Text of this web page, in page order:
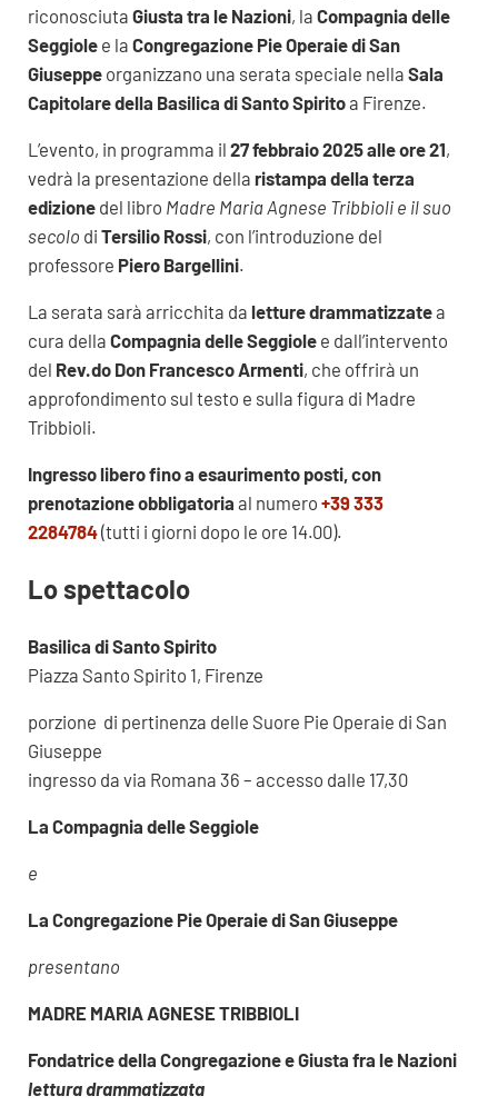
riconosciuta Giusta tra le Nazioni, la Compagnia delle
Seggiole e la Congregazione Pie Operaie di San
Giuseppe organizzano una serata speciale nella Sala
Capitolare della Basilica di Santo Spiritoa Firenze.
L’evento, in programma il 27 febbraio 2025 alle ore 21,
vedrà la presentazione della ristampa della terza
edizione del libro Madre Maria Agnese Tribbioli e il suo
secolo di Tersilio Rossi, con l’introduzione del
professore Piero Bargellini.
La serata sarà arricchita da letture drammatizzatea
cura della Compagnia delle Seggiole e dall’intervento
del Rev.do Don Francesco Armenti, che offrirà un
approfondimento sul testo e sulla figura di Madre
Tribbioli.
Ingresso libero fino a esaurimento posti, con
prenotazione obbligatoria al numero +39 333
2284784(tutti i giorni dopo le ore 14.00).
Lo spettacolo
Basilica di Santo Spirito
Piazza Santo Spirito 1, Firenze
porzione di pertinenza delle Suore Pie Operaie di San
Giuseppe
ingresso da via Romana 36 – accesso dalle 17,30
La Compagnia delle Seggiole
e
La Congregazione Pie Operaie di San Giuseppe
presentano
MADRE MARIA AGNESE TRIBBIOLI
Fondatrice della Congregazione e Giusta fra le Nazioni
lettura drammatizzata